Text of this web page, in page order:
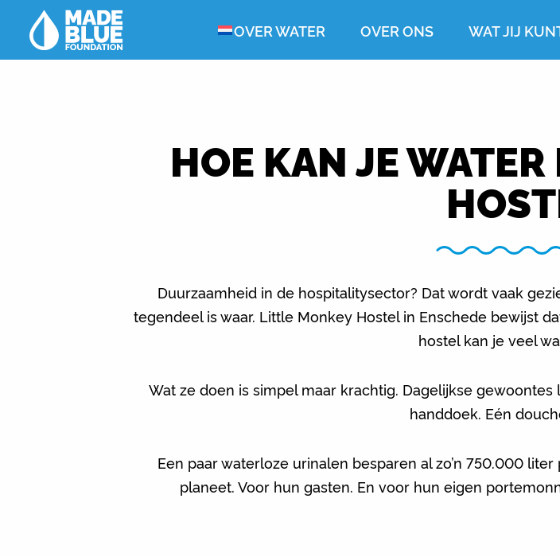
OVER WATER OVER ONS WAT JIJ
HOE KAN JE
Duurzaamheid in de hospitalitysector? Dat wordt vaak
tegendeel is waar. Little Monkey Hostel in Enschede bewijst
hostel kan je veel
Wat ze doen is simpel maar krachtig. Dagelijkse
handdoek. Eén
Een paar waterloze urinalen besparen al zo’n 750.000
planeet. Voor hun gasten. En voor hun eigen